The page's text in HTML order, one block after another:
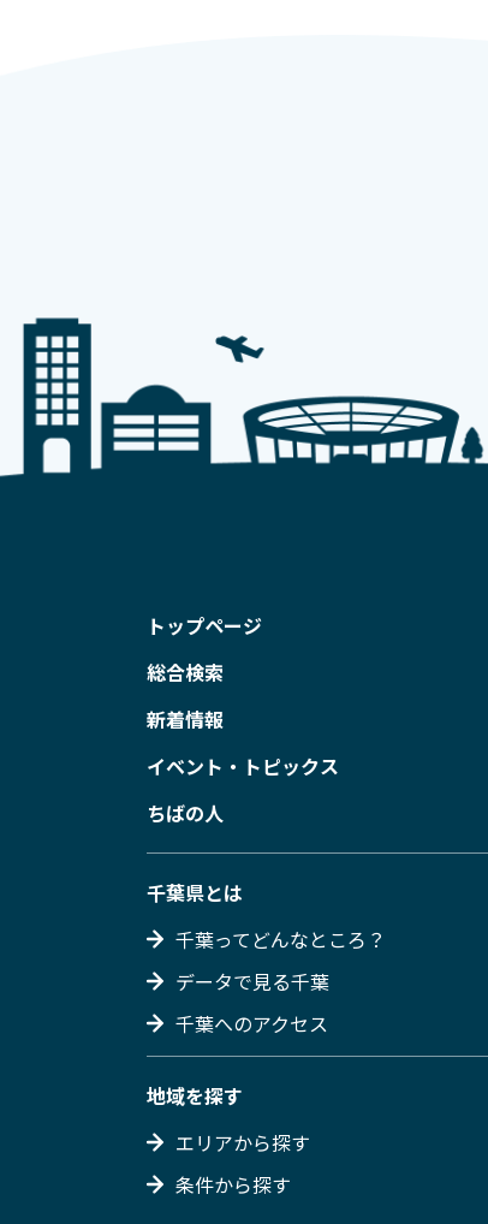
トップページ
総合検索
新着情報
イベント・トピックス
ちばの人
千葉県とは
千葉ってどんなところ？
データで見る千葉
千葉へのアクセス
地域を探す
エリアから探す
条件から探す